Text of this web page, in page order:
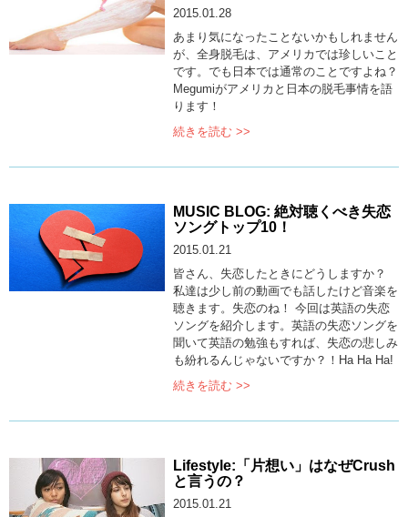
2015.01.28
あまり気になったことないかもしれません
が、全身脱毛は、アメリカでは珍しいこと
です。でも日本では通常のことですよね？
Megumiがアメリカと日本の脱毛事情を語
ります！
続きを読む >>
MUSIC BLOG: 絶対聴くべき失恋
ソングトップ10！
2015.01.21
皆さん、失恋したときにどうしますか？
私達は少し前の動画でも話したけど音楽を
聴きます。失恋のね！ 今回は英語の失恋
ソングを紹介します。英語の失恋ソングを
聞いて英語の勉強もすれば、失恋の悲しみ
も紛れるんじゃないですか？！Ha Ha Ha!
続きを読む >>
Lifestyle:「片想い」はなぜCrush
と言うの？
2015.01.21